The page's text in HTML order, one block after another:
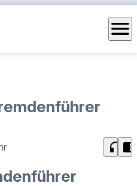
menu
headphones chrome_reader_mode